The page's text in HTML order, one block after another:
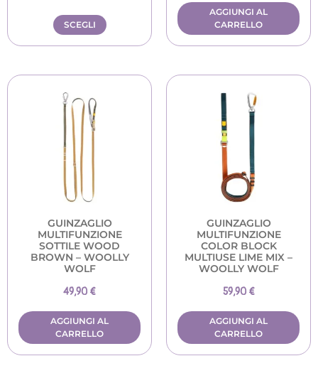
SCEGLI
AGGIUNGI AL
CARRELLO
GUINZAGLIO
MULTIFUNZIONE
SOTTILE WOOD
BROWN – WOOLLY
WOLF
49,90 €
AGGIUNGI AL
CARRELLO
GUINZAGLIO
MULTIFUNZIONE
COLOR BLOCK
MULTIUSE LIME MIX –
WOOLLY WOLF
59,90 €
AGGIUNGI AL
CARRELLO